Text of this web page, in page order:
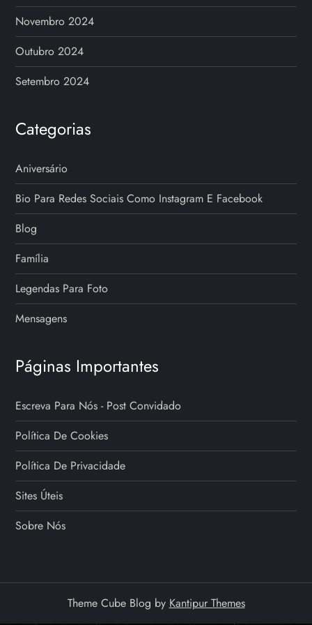
Novembro 2024
Outubro 2024
Setembro 2024
Categorias
Aniversário
Bio Para Redes Sociais Como Instagram E Facebook
Blog
Família
Legendas Para Foto
Mensagens
Páginas Importantes
Escreva Para Nós - Post Convidado
Política De Cookies
Política De Privacidade
Sites Úteis
Sobre Nós
Theme Cube Blog by Kantipur Themes